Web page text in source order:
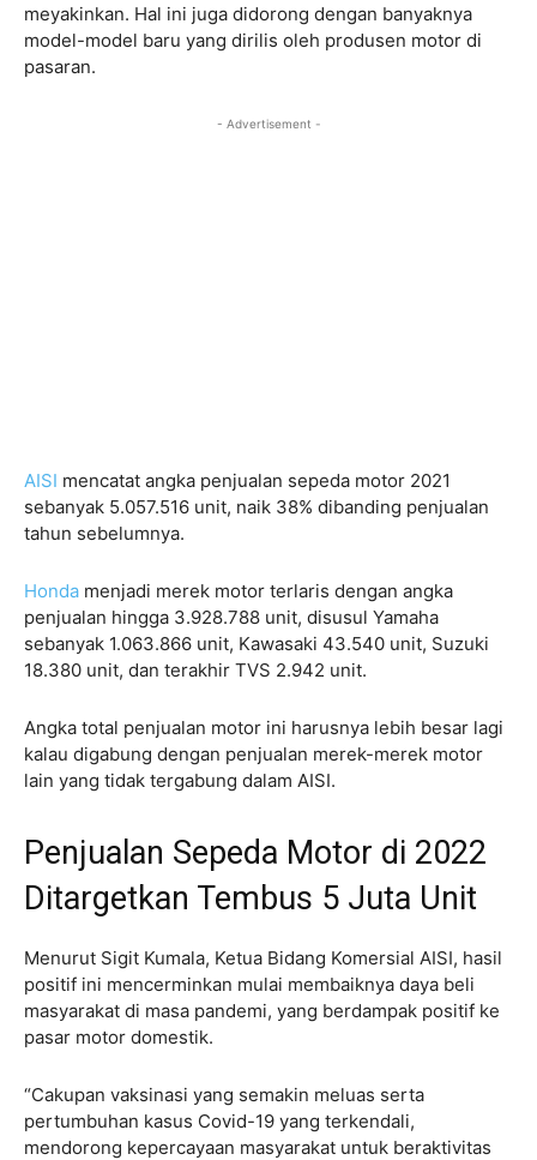
meyakinkan. Hal ini juga didorong dengan banyaknya
model-model baru yang dirilis oleh produsen motor di
pasaran.
- Advertisement -
AISI mencatat angka penjualan sepeda motor 2021
sebanyak 5.057.516 unit, naik 38% dibanding penjualan
tahun sebelumnya.
Honda menjadi merek motor terlaris dengan angka
penjualan hingga 3.928.788 unit, disusul Yamaha
sebanyak 1.063.866 unit, Kawasaki 43.540 unit, Suzuki
18.380 unit, dan terakhir TVS 2.942 unit.
Angka total penjualan motor ini harusnya lebih besar lagi
kalau digabung dengan penjualan merek-merek motor
lain yang tidak tergabung dalam AISI.
Penjualan Sepeda Motor di 2022
Ditargetkan Tembus 5 Juta Unit
Menurut Sigit Kumala, Ketua Bidang Komersial AISI, hasil
positif ini mencerminkan mulai membaiknya daya beli
masyarakat di masa pandemi, yang berdampak positif ke
pasar motor domestik.
“Cakupan vaksinasi yang semakin meluas serta
pertumbuhan kasus Covid-19 yang terkendali,
mendorong kepercayaan masyarakat untuk beraktivitas